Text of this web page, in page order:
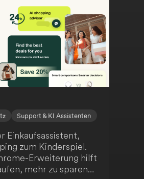
für dein
macht.
Support & KI Assistenten
Einkaufsassistent,
zum Kinderspiel.
Erweiterung hilft
mehr zu sparen